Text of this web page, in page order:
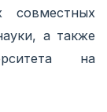
совместных
а также
на